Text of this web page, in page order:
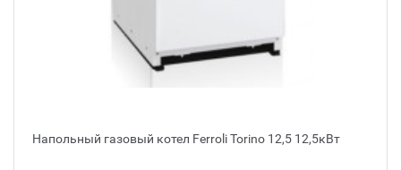
Напольный газовый котел Ferroli Torino 12,5 12,5кВт